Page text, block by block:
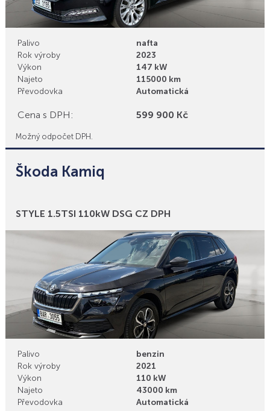
Palivo
nafta
Rok výroby
2023
Výkon
147 kW
Najeto
115000 km
Převodovka
Automatická
Cena s DPH: 599 900 Kč
Možný odpočet DPH.
Škoda Kamiq
Bonusy
STYLE 1.5TSI 110kW DSG CZ DPH
Palivo
benzin
Rok výroby
2021
Výkon
110 kW
Najeto
43000 km
Převodovka
Automatická